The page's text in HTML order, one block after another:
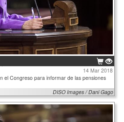
14 Mar 2018
el Congreso para informar de las pensiones
DISO Images / Dani Gago